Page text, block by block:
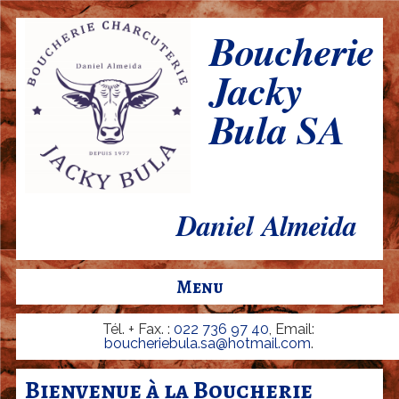
Aller
contenu
principal
o
u
c
h
e
-
h
a
Boucherie
Jacky
Bula SA
Daniel Almeida
Menu
Tél. + Fax. : 022 736 97 40, Email:
boucheriebula.sa@hotmail.com.
Bienvenue à la Boucherie